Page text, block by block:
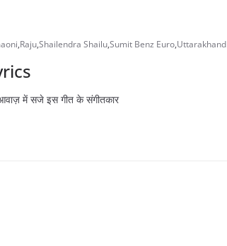
,Raju,Shailendra Shailu,Sumit Benz Euro,Uttarakhand
आवाज़ में सजे इस गीत के संगीतकार